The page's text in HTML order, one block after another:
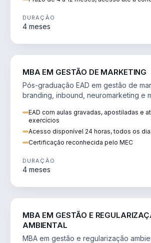
DURAÇÃO
4 meses
MBA EM GESTÃO DE MARKETING
Pós-graduação EAD em gestão de
branding, inbound, neuromarketing e
EAD com aulas gravadas, apostiladas e
exercícios
Acesso disponível 24 horas, todos os
Certificação reconhecida pelo MEC
DURAÇÃO
4 meses
MBA EM GESTÃO E
AMBIENTAL
MBA em gestão e regularização